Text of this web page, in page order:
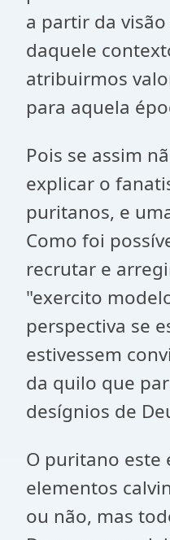
a partir da
daquele
atribuirmos
para aquela
Pois se assim
explicar o
puritanos, e
Como foi
recrutar e
"exercito
perspectiva se
estivessem
da quilo que
desígnios de
O puritano este
elementos
ou não, mas